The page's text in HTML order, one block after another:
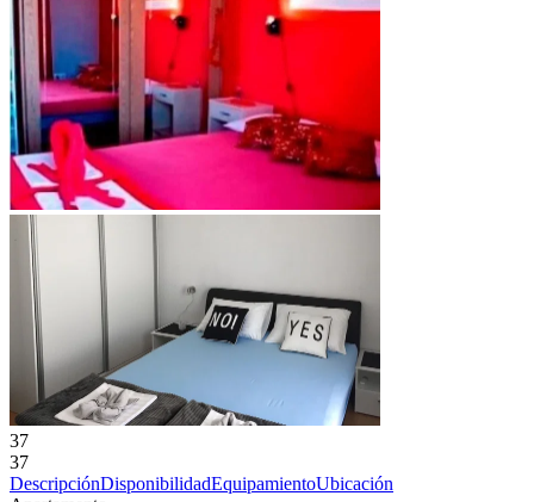
37
37
DescripciónDisponibilidadEquipamientoUbicación